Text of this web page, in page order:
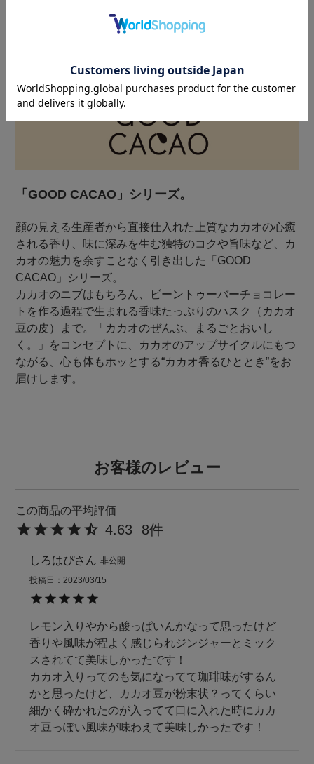
「GOOD CACAO」シリーズ。
顔の見える生産者から直接仕入れた上質なカカオの心癒
される香り、味に深みを生む独特のコクや旨味など、カ
カオの魅力を余すことなく引き出した「GOOD
CACAO」シリーズ。
カカオのニブはもちろん、ビーントゥーバーチョコレー
トを作る過程で生まれる香味たっぷりのハスク（カカオ
豆の皮）まで。「カカオのぜんぶ、まるごとおいし
く。」をコンセプトに、カカオのアップサイクルにもつ
ながる、心も体もホッとする“カカオ香るひととき”をお
届けします。
お客様のレビュー
4.63 8
しろはぴ
非公開
投稿日
2023/03/15
レモン入りやから酸っぱいんかなって思ったけど
香りや風味が程よく感じられジンジャーとミック
スされてて美味しかったです！
カカオ入りってのも気になってて珈琲味がするん
かと思ったけど、カカオ豆が粉末状？ってくらい
細かく砕かれたのが入ってて口に入れた時にカカ
オ豆っぽい風味が味わえて美味しかったです！